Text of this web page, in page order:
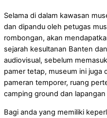
Selama di dalam kawasan
dan dipandu oleh petugas
rombongan, akan
sejarah kesultanan Banten
audiovisual, sebelum
pamer tetap, museum ini juga
pameran temporer, ruang
camping ground dan
Bagi anda yang memiliki